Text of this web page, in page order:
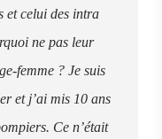
et celui des intra
ne pas leur
femme ? Je suis
et j’ai mis 10 ans
Ce n’était